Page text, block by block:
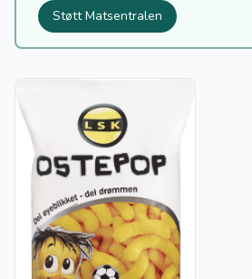
Støtt Matsentralen